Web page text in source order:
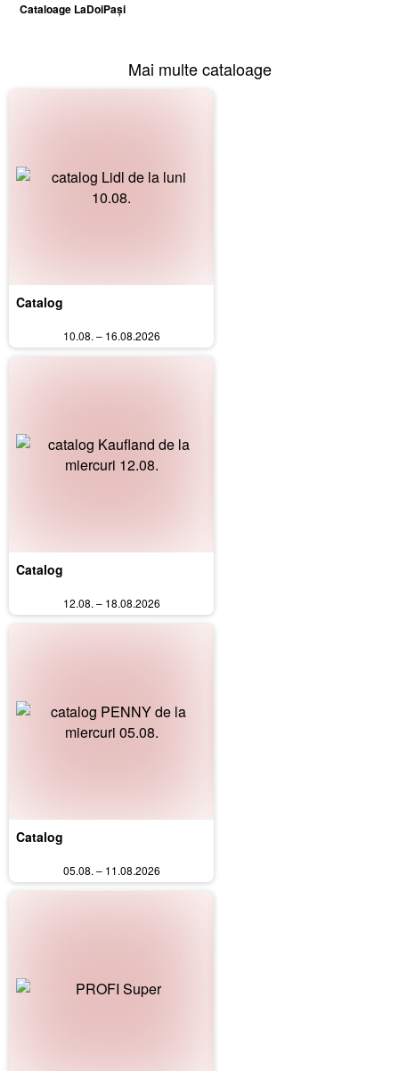
Cataloage LaDoiPași
Mai multe cataloage
Catalog
10.08. – 16.08.2026
Catalog
12.08. – 18.08.2026
Catalog
05.08. – 11.08.2026